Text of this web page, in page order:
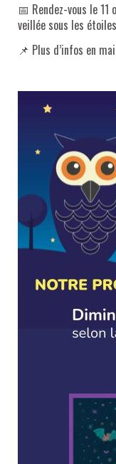
📅 Rendez-vous le
veillée sous les
📌 Plus d’infos en